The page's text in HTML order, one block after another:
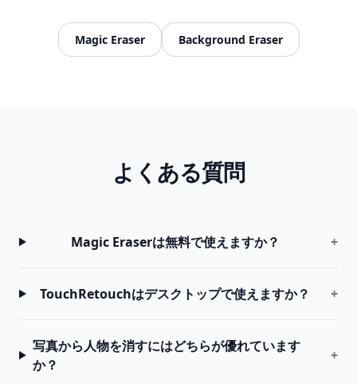
Magic Eraser Background Eraser
よくある質問
Magic Eraserは無料で使えますか？ +
TouchRetouchはデスクトップで使えますか？ +
写真から人物を消すにはどちらが優れています
か？
+